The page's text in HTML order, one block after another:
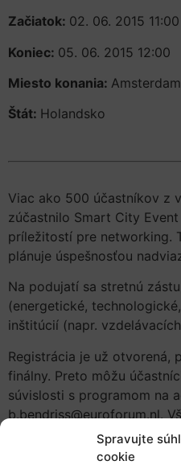
Spravujte
cookie
Začiatok: 02. 06. 2015 11:00
Koniec: 05. 06. 2015 12:00
Miesto konania: Amsterdam
Štát: Holandsko
Viac ako 500 účastníkov z
zúčastnilo Smart City
príležitostí pre networking.
plánuje úspešnosťou
Na podujatí sa stretnú
(energetické,
inštitúcií (napr.
Registrácia je už otvorená,
finálny. Preto môžu
súvislosti s programom na
b.bendriss@euroforum.nl.
dostupné na stránke